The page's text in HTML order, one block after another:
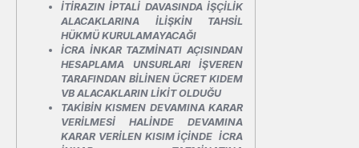
İTİRAZIN İPTALİ DAVASINDA İŞÇİLİK
ALACAKLARINA İLİŞKİN TAHSİL
HÜKMÜ KURULAMAYACAĞI
İCRA İNKAR TAZMİNATI AÇISINDAN
HESAPLAMA UNSURLARI İŞVEREN
TARAFINDAN BİLİNEN ÜCRET KIDEM
VB ALACAKLARIN LİKİT OLDUĞU
TAKİBİN KISMEN DEVAMINA KARAR
VERİLMESİ HALİNDE DEVAMINA
KARAR VERİLEN KISIM İÇİNDE İCRA